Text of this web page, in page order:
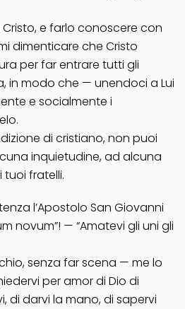
Cristo, e farlo conoscere con
dimenticare che Cristo
per far entrare tutti gli
in modo che — unendoci a Lui
e socialmente i
di cristiano, non puoi
inquietudine, ad alcuna
fratelli.
l’Apostolo San Giovanni
novum”! — “Amatevi gli uni gli
senza far scena — me lo
per amor di Dio di
di darvi la mano, di sapervi